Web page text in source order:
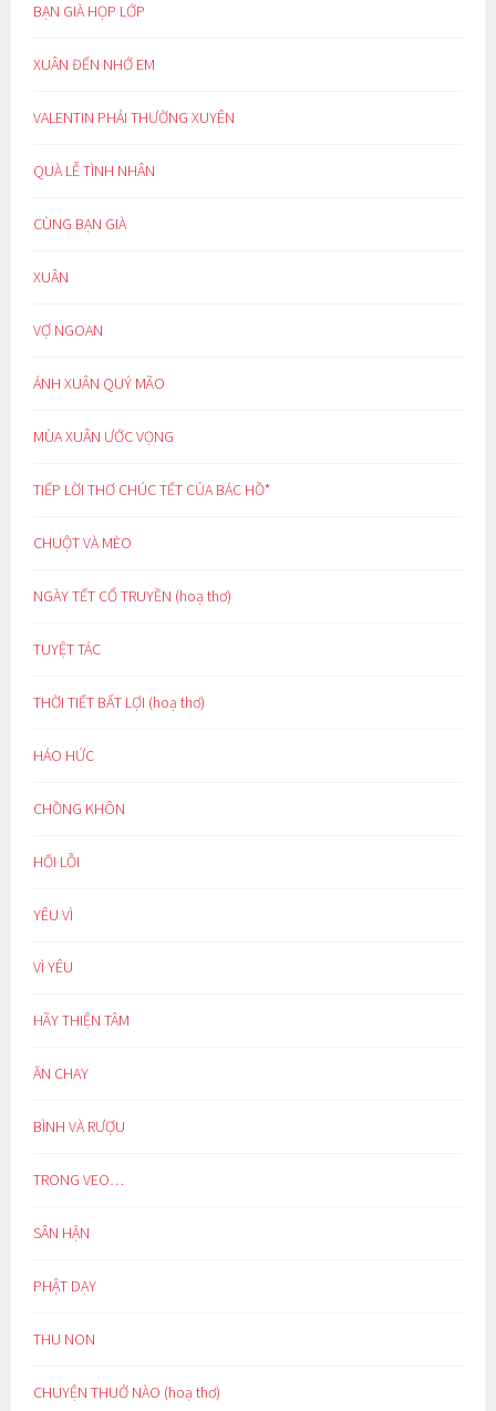
BẠN GIÀ HỌP LỚP
XUÂN ĐẾN NHỚ EM
VALENTIN PHẢI THƯỜNG XUYÊN
QUÀ LỄ TÌNH NHÂN
CÙNG BẠN GIÀ
XUÂN
VỢ NGOAN
ÁNH XUÂN QUÝ MÃO
MÙA XUÂN ƯỚC VỌNG
TIẾP LỜI THƠ CHÚC TẾT CỦA BÁC HỒ*
CHUỘT VÀ MÈO
NGÀY TẾT CỔ TRUYỀN (hoạ thơ)
TUYỆT TÁC
THỜI TIẾT BẤT LỢI (hoạ thơ)
HÁO HỨC
CHỒNG KHÔN
HỐI LỖI
YÊU VÌ
VÌ YÊU
HÃY THIỆN TÂM
ĂN CHAY
BÌNH VÀ RƯỢU
TRONG VEO…
SÂN HẬN
PHẬT DẠY
THU NON
CHUYỆN THUỞ NÀO (hoạ thơ)